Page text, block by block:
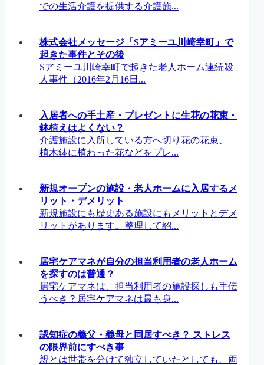
での生活介護を提供する介護施...
株式会社メッセージ「Sアミーユ川崎幸町」で
起きた事件とその後
Sアミーユ川崎幸町で起きた老人ホーム連続殺
人事件（2016年2月16日...
入居者への手土産・プレゼントに生花の花束・
鉢植えはよくない？
介護施設に入所している方へ切り花の花束、
植木鉢に植わった花などをプレ...
新規オープンの施設・老人ホームに入居するメ
リット・デメリット
新規施設にも歴史ある施設にもメリットとデメ
リットがあります。整理して紹...
居宅ケアマネが自分の担当利用者の老人ホーム
を探すのは普通？
居宅ケアマネは、担当利用者の施設探しも手伝
うべき？居宅ケアマネは最も身...
認知症の義父・義母と同居すべき？ ストレス
の限界前にすべき事
親とは世帯を分けて独立していたとしても、両